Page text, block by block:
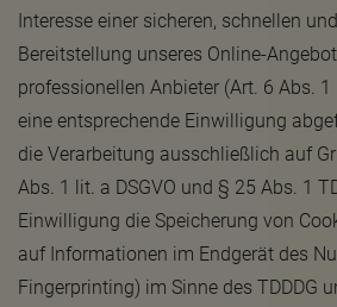
Interesse einer sicheren, schnellen
Bereitstellung unseres Online-
professionellen Anbieter (Art. 6 Abs. 1
eine entsprechende Einwilligung
die Verarbeitung ausschließlich auf
Abs. 1 lit. a DSGVO und § 25 Abs. 1
Einwilligung die Speicherung von
auf Informationen im Endgerät des
Fingerprinting) im Sinne des TDDDG